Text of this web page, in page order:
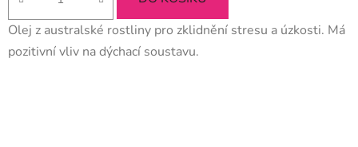
5,0
z
5
Olej z australské rostliny pro zklidnění stresu a úzkosti. Má
pozitivní vliv na dýchací soustavu.